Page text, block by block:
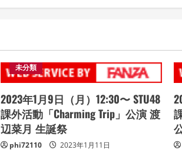
未分類
2023年1月9日（月）12:30〜 STU48
課外活動「Charming Trip」公演 渡
辺菜月 生誕祭
phi72110 2023年1月11日